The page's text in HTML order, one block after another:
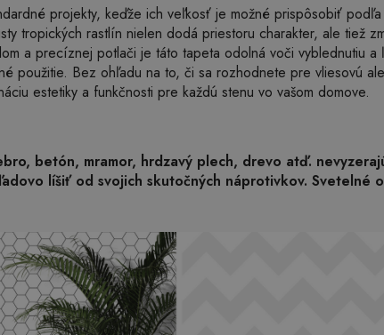
projekty, keďže ich veľkosť je možné prispôsobiť podľa
tropických rastlín nielen dodá priestoru charakter, ale tiež
a precíznej potlači je táto tapeta odolná voči vyblednutiu
použitie. Bez ohľadu na to, či sa rozhodnete pre vliesovú
estetiky a funkčnosti pre každú stenu vo vašom domove.
betón, mramor, hrdzavý plech, drevo atď.
líšiť od svojich skutočných náprotivkov. Svetelné